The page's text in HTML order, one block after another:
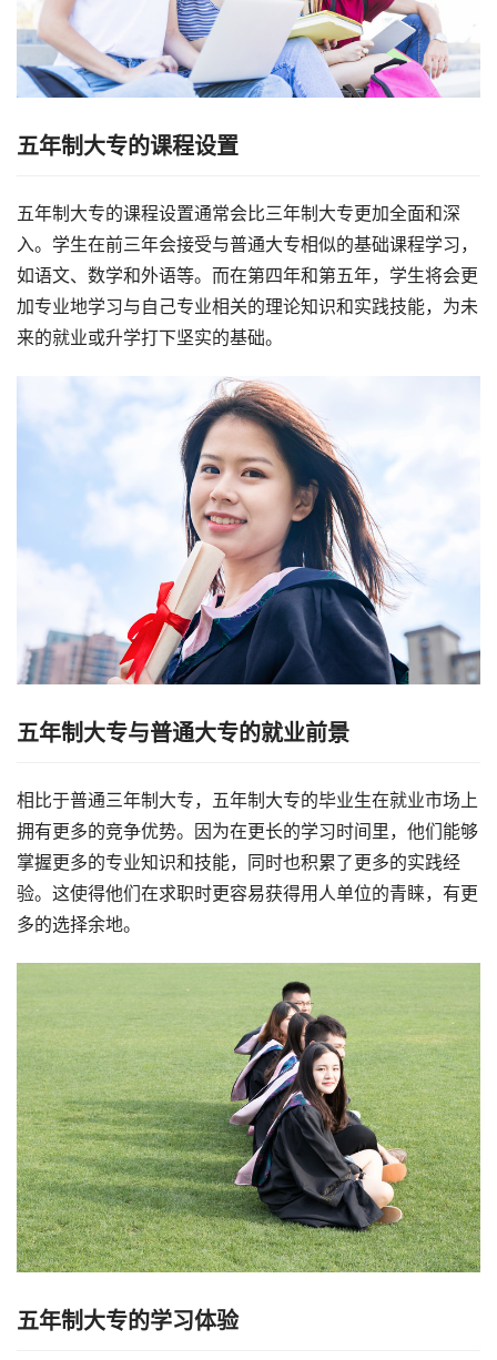
五年制大专的课程设置
五年制大专的课程设置通常会比三年制大专更加全面和深
入。学生在前三年会接受与普通大专相似的基础课程学习，
如语文、数学和外语等。而在第四年和第五年，学生将会更
加专业地学习与自己专业相关的理论知识和实践技能，为未
来的就业或升学打下坚实的基础。
五年制大专与普通大专的就业前景
相比于普通三年制大专，五年制大专的毕业生在就业市场上
拥有更多的竞争优势。因为在更长的学习时间里，他们能够
掌握更多的专业知识和技能，同时也积累了更多的实践经
验。这使得他们在求职时更容易获得用人单位的青睐，有更
多的选择余地。
五年制大专的学习体验